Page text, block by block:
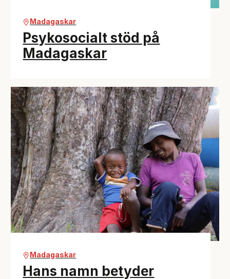
Madagaskar
Psykosocialt stöd på
Madagaskar
Madagaskar
Hans namn betyder